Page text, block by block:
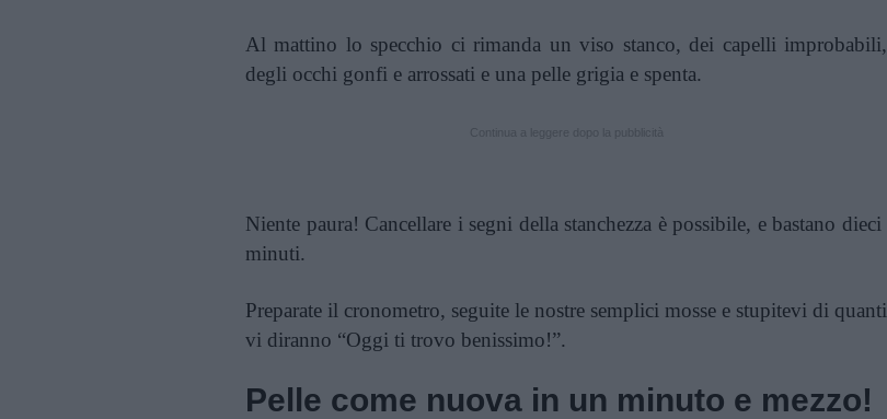
Al mattino lo specchio ci rimanda un viso stanco, dei capelli improbabili,
degli occhi gonfi e arrossati e una pelle grigia e spenta.
Niente paura! Cancellare i segni della stanchezza è possibile, e bastano dieci
minuti.
Preparate il cronometro, seguite le nostre semplici mosse e stupitevi di quanti
vi diranno “Oggi ti trovo benissimo!”.
Pelle come nuova in un minuto e mezzo!